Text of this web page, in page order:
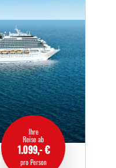
Ihre
Reise ab
1.099,- €
pro Person